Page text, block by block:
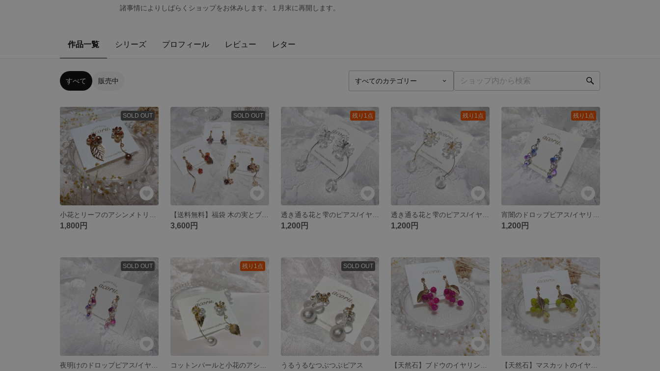
諸事情によりしばらくショップをお休みします。１月末に再開します。
作品一覧 シリーズ プロフィール レビュー レター
すべて 販売中
SOLD OUT
1,800円
SOLD OUT
【送料無料】福袋 木の実とブドウのイヤリング
3,600円
残り1点
1,200円
残り1点
1,200円
残り1点
1,200円
SOLD OUT 残り1点 SOLD OUT
うるうるなつぶつぶピアス